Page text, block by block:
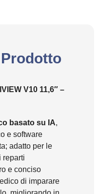
V10 11,6″ –
basato su IA,
e software
adatto per le
reparti
e conciso
di imparare